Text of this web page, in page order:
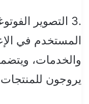
.3 التصوير
المستخدم في
والخدمات،
يروجون